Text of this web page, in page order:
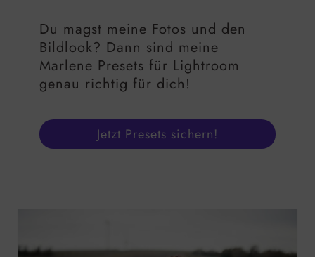
Du magst meine Fotos und den
Bildlook? Dann sind meine
Marlene Presets für Lightroom
genau richtig für dich!
Jetzt Presets sichern!